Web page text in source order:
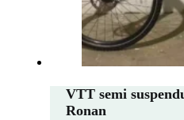
VTT semi
Ronan